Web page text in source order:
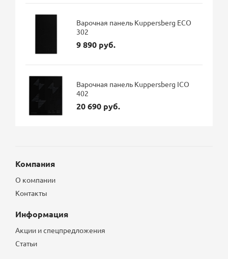
Варочная панель Kuppersberg ECO
302
9 890 руб.
Варочная панель Kuppersberg ICO
402
20 690 руб.
Компания
О компании
Контакты
Информация
Акции и спецпредложения
Статьи